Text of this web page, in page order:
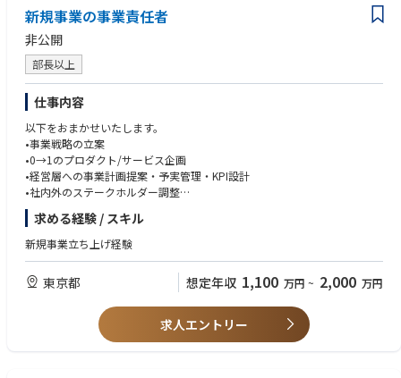
座学やOJTを通して知識・スキルを身に付けることが可能です。開発未経
験でも不動産経験を活かしてチャレンジしたいという方を歓迎していま
す。
※開発未経験者の入社事例有
新規事業の事業責任者
非公開
部長以上
仕事内容
以下をおまかせいたします。
•事業戦略の立案
•0→1のプロダクト/サービス企画
•経営層への事業計画提案・予実管理・KPI設計
•社内外のステークホルダー調整
•事業立ち上げ初期のチームビルディング・採用
求める経験 / スキル
新規事業立ち上げ経験
東京都 想定年収 1,100 万円 ~ 2,000 万円
求人エントリー